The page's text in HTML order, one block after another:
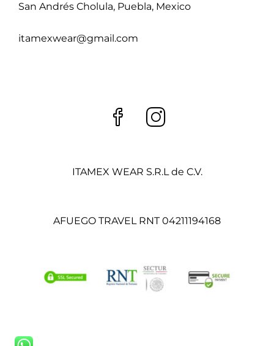
San Andrés Cholula, Puebla, Mexico
itamexwear@gmail.com
ITAMEX WEAR S.R.L de C.V.
AFUEGO TRAVEL RNT 04211194168